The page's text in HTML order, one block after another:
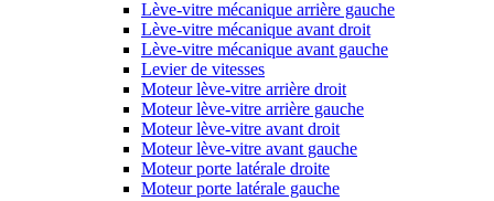
Lève-vitre mécanique arrière gauche
Lève-vitre mécanique avant droit
Lève-vitre mécanique avant gauche
Levier de vitesses
Moteur lève-vitre arrière droit
Moteur lève-vitre arrière gauche
Moteur lève-vitre avant droit
Moteur lève-vitre avant gauche
Moteur porte latérale droite
Moteur porte latérale gauche